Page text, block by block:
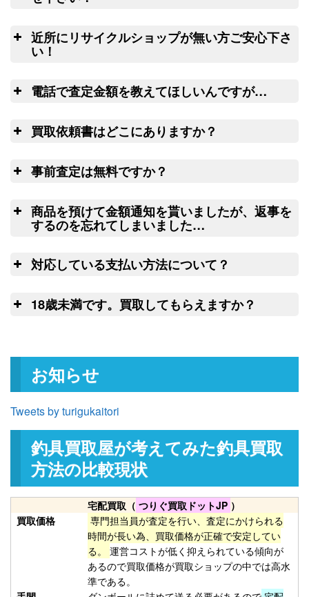
turi20260303
尺 未使用
釣具買取クーポン
22,500円
2026/03/07
ダイワ ヘラ竿 枯法師 14尺 未使用
turi20260305（2026/03/31迄）
13,000円
14尺 未使用
釣具買取クーポン
turi20260221-
01
（2026/03/31迄）
和竿 蟹歩 別選硬式 寒蕾 銀朱総塗
9.2尺 未使用
釣具買取クーポン turi20260221-
02
（2026/03/31迄）
42,000円
未使用
2026/02/21
和竿 源竿師 名匠 十三 13尺 未使
釣具買取クーポンturi20260221-
04（2026/03/31迄）
27,000円
和竿 竿かづ へチ チヌ 7尺7寸 未
使用
釣具買取クーポンturi20260221-
05（2026/03/31迄）
10,500円
2026/02/21
Orvis オービス フライリール
CFO123 未使用
釣具買取クーポンturi20260214-
（2026/02/28迄）
27,000円
2026/02/14
Orvis オービス フライリール
CFO III 未使用
24,000円
2026/02/14
釣竿を入れる無料梱包キッ
トのお取寄サービス
良
ご心配な送る送
得価格でご満足いただけます。お買取り
処分料はかかりません。
近所にリサイクルショップが無い方ご安心下さ
い！
全
リール
や釣り竿を梱包するダンボール、ケース
の無料配送サービス
電話で査定金額を教えてほしいんですが…
電
ブ
LINE
買取依頼書はどこにありますか？
こ ちら(PDF)
ウェブフォーム
事前査定は無料ですか？
は
商品を預けて金額通知を貰いましたが、返事を
するのを忘れてしまいました…
査
日以上連絡がつかない場合には、弊社に
て任意に物品を処分させていただきま
対応している支払い方法について？
ゆ
18歳未満です。買取してもらえますか？
お知らせ
Tweets by turigukaitori
釣具買取屋が考えてみた釣具買取
方法の比較現状
宅配買取（ つりぐ買取ドットJP ）
買取価格
専門担当員が査定を行い、査定にかけられる
時間が長い為、買取価格が正確で安定してい
る。 運営コストが低く抑えられている傾向が
あるので買取価格が買取ショップの中では高水
準である。